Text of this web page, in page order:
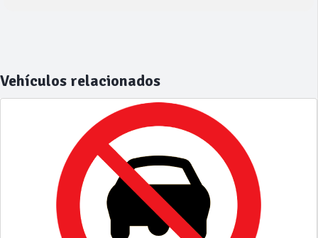
Vehículos relacionados